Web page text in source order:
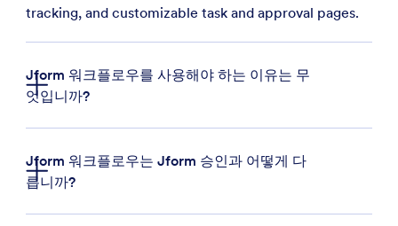
tracking, and customizable task and approval pages.
Jform 워크플로우를 사용해야 하는 이유는 무
엇입니까?
시간을 절약해 주는 자동화:반복적인 작업, 승인,
Jform 워크플로우는 Jform 승인과 어떻게 다
릅니까?